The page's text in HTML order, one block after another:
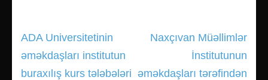
Yazı
gezinmesi
ADA Universitetinin
əməkdaşları institutun
buraxılış kurs tələbələri
Naxçıvan Müəllimlər
İnstitutunun
əməkdaşları tərəfindən